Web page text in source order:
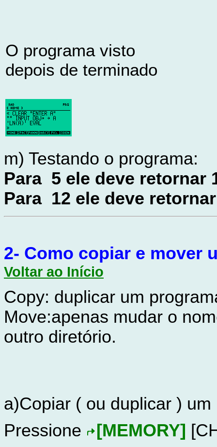
O programa visto
depois de terminado
m) Testando o programa:
Para 5 ele deve retornar
Para 12 ele deve
2- Como copiar e mover
Voltar ao Início
Copy: duplicar um
Move:apenas mudar o
outro diretório.
a)Copiar ( ou duplicar ) um
Pressione
[MEMORY]